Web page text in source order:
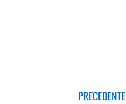
PRECEDENTE